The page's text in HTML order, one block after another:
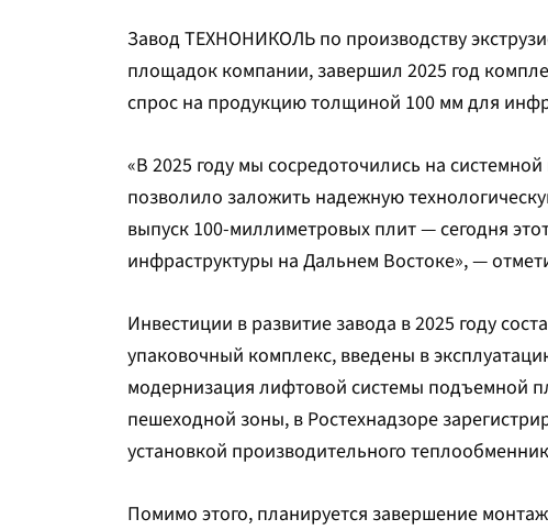
Завод ТЕХНОНИКОЛЬ по производству
площадок компании, завершил 2025 год
спрос на продукцию толщиной 100 мм для
«В 2025 году мы сосредоточились на
позволило заложить надежную
выпуск 100-миллиметровых плит — сегодня
инфраструктуры на Дальнем Востоке», —
Инвестиции в развитие завода в 2025 году
упаковочный комплекс, введены в
модернизация лифтовой системы подъемной
пешеходной зоны, в Ростехнадзоре
установкой производительного
Помимо этого, планируется завершение